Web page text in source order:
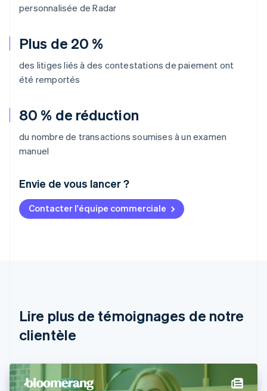
personnalisée de Radar
Plus de 20 %
des litiges liés à des contestations de paiement ont
été remportés
80 % de réduction
du nombre de transactions soumises à un examen
manuel
Envie de vous lancer ?
Contacter l'équipe commerciale
Lire plus de témoignages de notre
clientèle
Allemagne
Brésil
PortuguêsEnglish
Bulgarie
Chine continentale